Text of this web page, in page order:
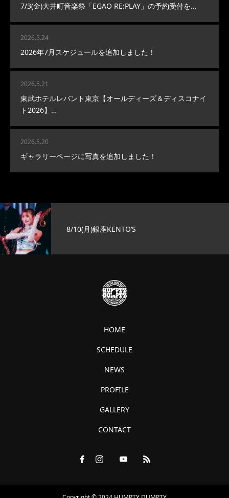
7/3(金)大井町音楽祭「EGAO RE:PLAY」の予約受付を…
2026.5.24
2026年7月スケジュールを追加しました！
2026.5.21
東武ホテルレバント東京【オールディーズ＆ディスコナイ
ト2026】…
2026.5.20
ギャラリーページに写真を追加しました！
8/10(月)銀座KENTO’S
HOME
SCHEDULE
NEWS
PROFILE
GALLERY
CONTACT